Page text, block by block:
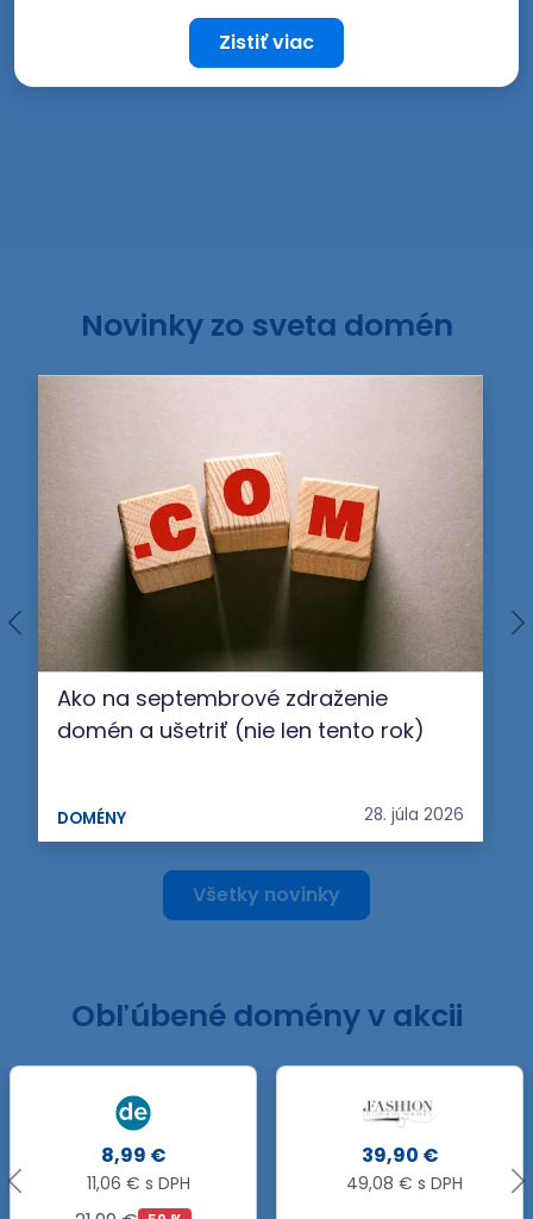
Zistiť viac
Novinky zo sveta domén
Ako na septembrové zdraženie
domén a ušetriť (nie len tento rok)
DOMÉNY 28. júla 2026
Všetky novinky
Obľúbené domény v akcii
39,90 €
49,08 € s DPH
27,99 €
34,43 € s DPH